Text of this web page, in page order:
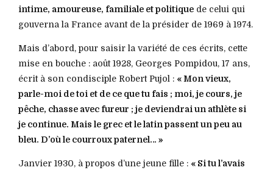
intime, amoureuse, familiale et politique de celui qui
gouverna la France avant de la présider de 1969 à 1974.
Mais d’abord, pour saisir la variété de ces écrits, cette
mise en bouche : août 1928, Georges Pompidou, 17 ans,
écrit à son condisciple Robert Pujol : « Mon vieux,
parle-moi de toi et de ce que tu fais ; moi, je cours, je
pêche, chasse avec fureur ; je deviendrai un athlète si
je continue. Mais le grec et le latin passent un peu au
bleu. D’où le courroux paternel… »
Janvier 1930, à propos d’une jeune fille : « Si tu l’avais